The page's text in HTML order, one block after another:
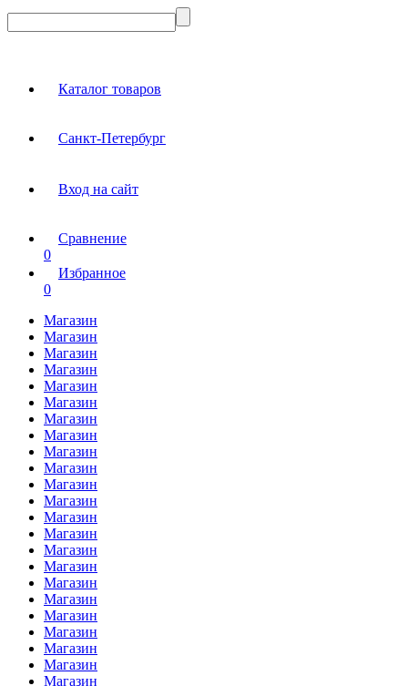
Каталог товаров
Санкт-Петербург
Вход на сайт
Сравнение
0
Избранное
0
Магазин
Магазин
Магазин
Магазин
Магазин
Магазин
Магазин
Магазин
Магазин
Магазин
Магазин
Магазин
Магазин
Магазин
Магазин
Магазин
Магазин
Магазин
Магазин
Магазин
Магазин
Магазин
Магазин